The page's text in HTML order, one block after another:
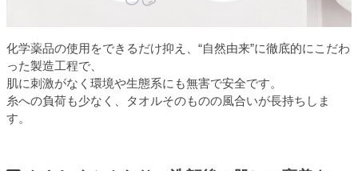
化学薬品の使用をできるだけ抑え、“自然由来”に徹底的にこだわ
った製造工程で、
肌に刺激がなく環境や生態系にも無害で安全です。
糸への負荷も少なく、タオルそのものの風合いが長持ちしま
す。